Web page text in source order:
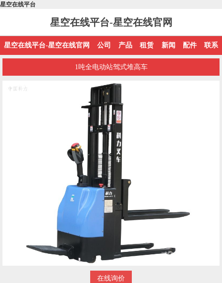
星空在线平台
星空在线平台-星空在线官网
星空在线平台-星空在线官网 公司 产品 租赁 新闻 配件 联系
1吨全电动站驾式堆高车
在线询价